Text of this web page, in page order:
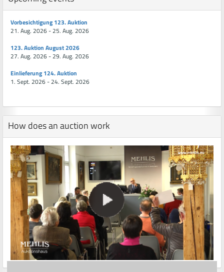
Vorbesichtigung 123. Auktion
21. Aug. 2026 - 25. Aug. 2026
123. Auktion August 2026
27. Aug. 2026 - 29. Aug. 2026
Einlieferung 124. Auktion
1. Sept. 2026 - 24. Sept. 2026
How does an auction work